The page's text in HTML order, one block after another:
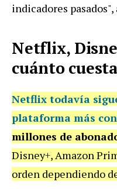
indicadores pasados",
Netflix,
cuánto
Netflix todavía
plataforma más
millones de
Disney+, Amazon
orden dependiendo